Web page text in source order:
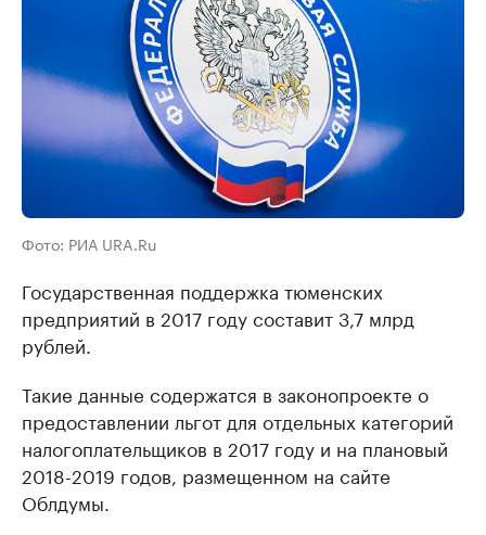
Фото: РИА URA.Ru
Государственная поддержка тюменских
предприятий в 2017 году составит 3,7 млрд
рублей.
Такие данные содержатся в законопроекте о
предоставлении льгот для отдельных категорий
налогоплательщиков в 2017 году и на плановый
2018-2019 годов, размещенном на сайте
Облдумы.